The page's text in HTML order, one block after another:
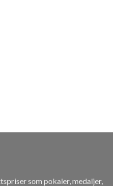
som pokaler, medaljer,